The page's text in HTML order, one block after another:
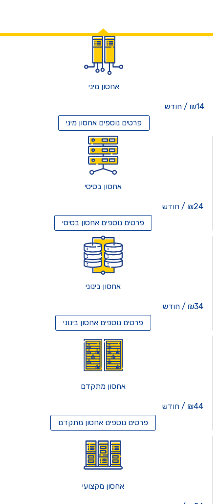
אחסון מיני
₪14 / חודש
פרטים נוספיםאחסון מיני
אחסון בסיסי
₪24 / חודש
פרטים נוספיםאחסון בסיסי
אחסון בינוני
₪34 / חודש
פרטים נוספיםאחסון בינוני
אחסון מתקדם
₪44 / חודש
פרטים נוספיםאחסון מתקדם
אחסון מקצועי